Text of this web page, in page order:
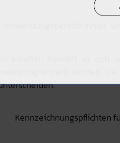
Inhalten handelt es sich
erstellt wurden. Sie
Kennzeichnungspflichten